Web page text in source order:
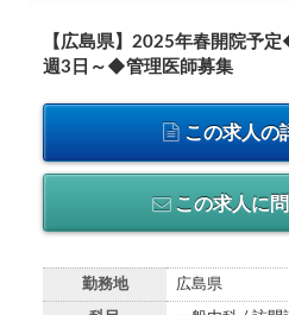
【広島県】2025年春開院予
週3日～◆管理医師募集
この求人の
この求人に
勤務地 広島県